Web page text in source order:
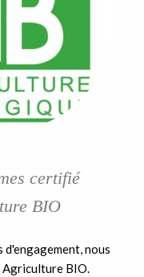
certifié
BIO
d'engagement, nous
Agriculture BIO.